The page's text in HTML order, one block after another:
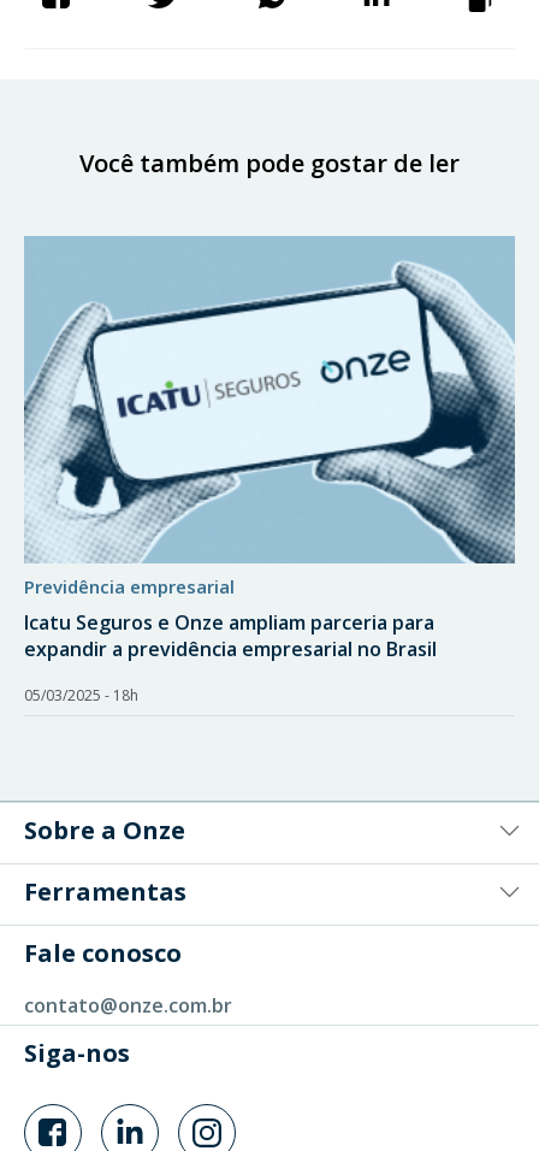
Você também pode gostar de ler
previdência empresarial
Icatu Seguros e Onze ampliam parceria para
expandir a previdência empresarial no Brasil
05/03/2025 - 18h
Sobre a Onze
Ferramentas
Fale conosco
contato@onze.com.br
Siga-nos